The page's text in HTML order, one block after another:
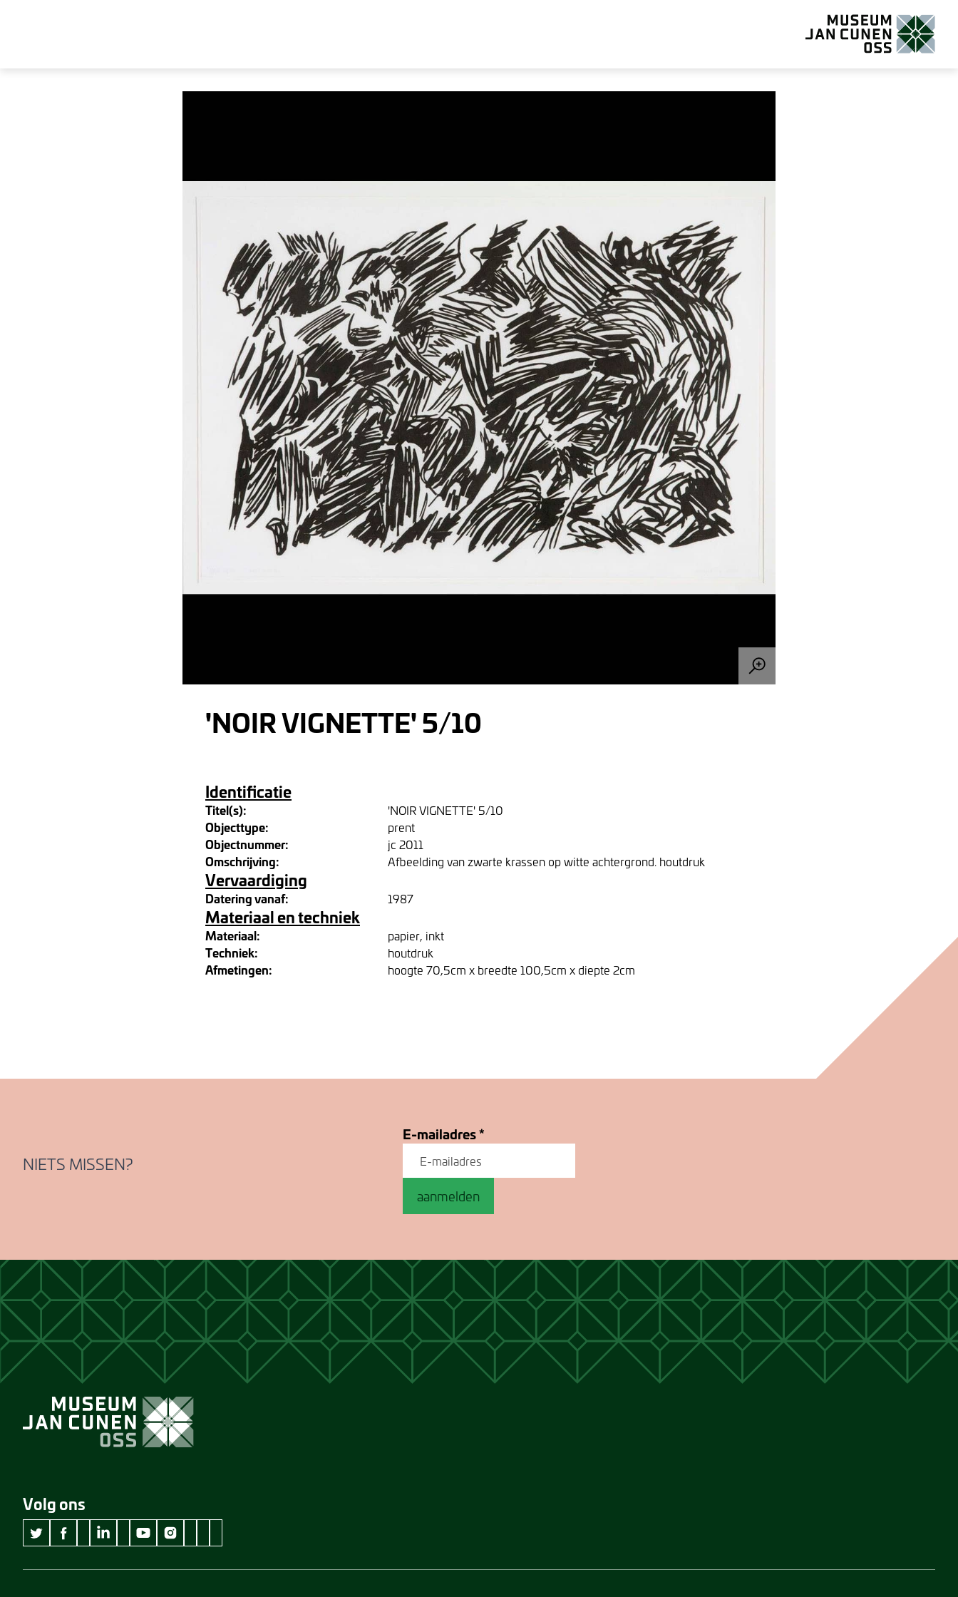
'NOIR VIGNETTE' 5/10
Identificatie
Titel(s): 'NOIR VIGNETTE' 5/10
Objecttype: prent
Objectnummer: jc 2011
Omschrijving: Afbeelding van zwarte krassen op witte achtergrond. houtdruk
Vervaardiging
Datering vanaf: 1987
Materiaal en techniek
Materiaal: papier, inkt
Techniek: houtdruk
Afmetingen: hoogte 70,5cm x breedte 100,5cm x diepte 2cm
NIETS MISSEN?
E-mailadres*
aanmelden
Volg ons
twitter Museum Jan Cunen
facebook Museum Jan Cunen
wikipedia Museum Jan Cunen
linkedin Museum Jan Cunen
googleplus Museum Jan Cunen
youtube Museum Jan Cunen
instagram Museum Jan Cunen